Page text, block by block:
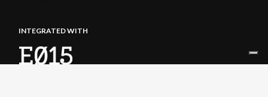
INTEGRATED WITH